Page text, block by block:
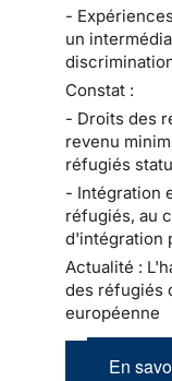
-
un
Constat :
- Droits des
revenu
réfugiés
- Intégration
réfugiés, au
d'intégration
Actualité :
des réfugiés
européenne
En